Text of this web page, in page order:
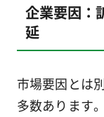
企業要因：
延
市場要因とは
多数あります